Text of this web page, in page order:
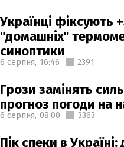
Українці фіксують
"домашніх"
синоптики
6 серпня, 16:46 2391
Грози замінять
прогноз погоди на
6 серпня, 08:00 3363
Пік спеки в